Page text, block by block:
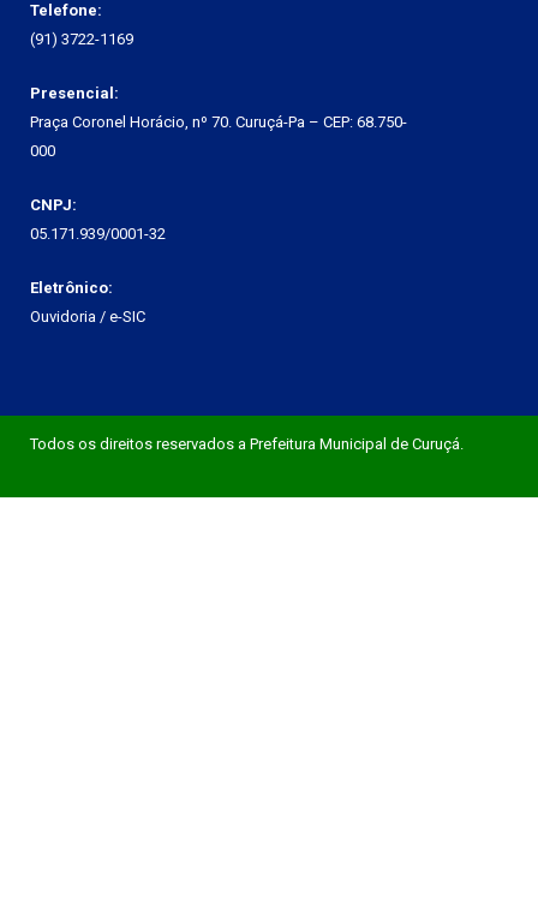
Telefone:
(91) 3722-1169
Presencial:
Praça Coronel Horácio, nº 70. Curuçá-Pa – CEP: 68.750-
000
CNPJ:
05.171.939/0001-32
Eletrônico:
Ouvidoria / e-SIC
Todos os direitos reservados a Prefeitura Municipal de Curuçá.